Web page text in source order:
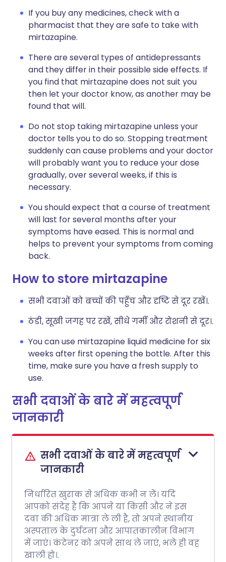
If you buy any medicines, check with a
pharmacist that they are safe to take with
mirtazapine.
There are several types of antidepressants
and they differ in their possible side effects. If
you find that mirtazapine does not suit you
then let your doctor know, as another may be
found that will.
Do not stop taking mirtazapine unless your
doctor tells you to do so. Stopping treatment
suddenly can cause problems and your doctor
will probably want you to reduce your dose
gradually, over several weeks, if this is
necessary.
You should expect that a course of treatment
will last for several months after your
symptoms have eased. This is normal and
helps to prevent your symptoms from coming
back.
How to store mirtazapine
सभी दवाओं को बच्चों की पहुँच और दृष्टि से दूर रखें।.
ठंडी, सूखी जगह पर रखें, सीधे गर्मी और रोशनी से दूर।.
You can use mirtazapine liquid medicine for six
weeks after first opening the bottle. After this
time, make sure you have a fresh supply to
use.
सभी दवाओं के बारे में महत्वपूर्ण
जानकारी
सभी दवाओं के बारे में महत्वपूर्ण
जानकारी
निर्धारित खुराक से अधिक कभी न लें। यदि
आपको संदेह है कि आपने या किसी और ने इस
दवा की अधिक मात्रा ले ली है, तो अपने स्थानीय
अस्पताल के दुर्घटना और आपातकालीन विभाग
में जाएं। कंटेनर को अपने साथ ले जाएं, भले ही वह
खाली हो।.